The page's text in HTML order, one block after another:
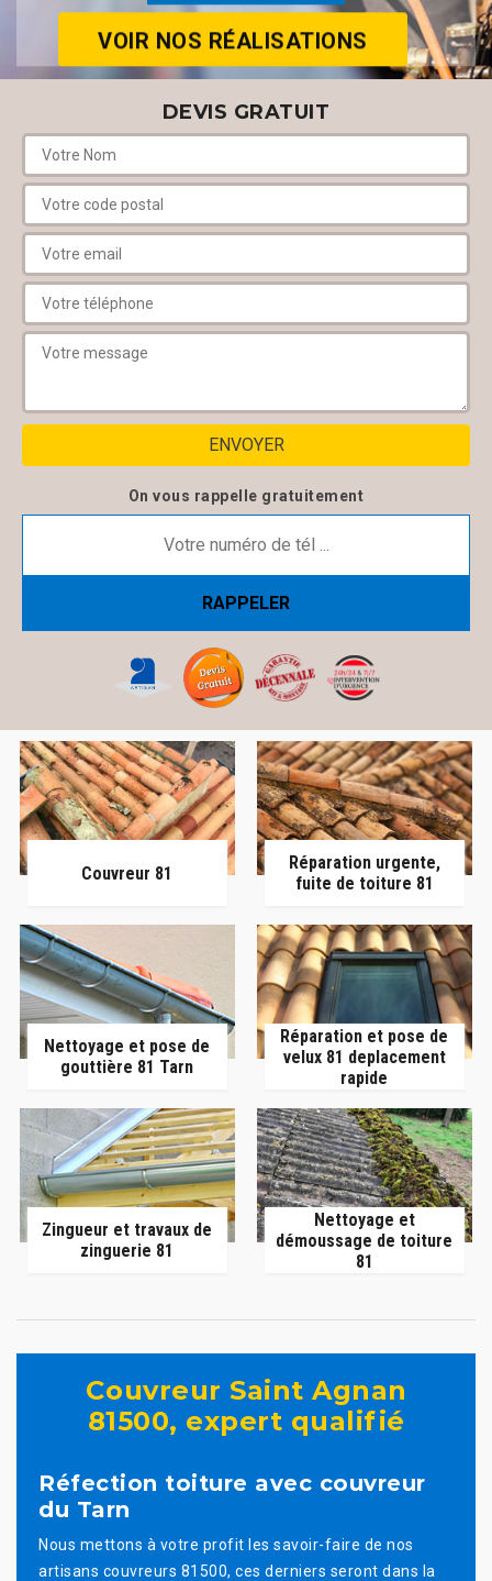
VOIR NOS RÉALISATIONS
DEVIS GRATUIT
On vous rappelle gratuitement
Couvreur 81
Réparation urgente,
fuite de toiture 81
Nettoyage et pose de
gouttière 81 Tarn
Réparation et pose de
velux 81 deplacement
rapide
Zingueur et travaux de
zinguerie 81
Nettoyage et
démoussage de toiture
81
Couvreur Saint Agnan
81500, expert qualifié
Réfection toiture avec couvreur
du Tarn
Nous mettons à votre profit les savoir-faire de nos
artisans couvreurs 81500, ces derniers seront dans la